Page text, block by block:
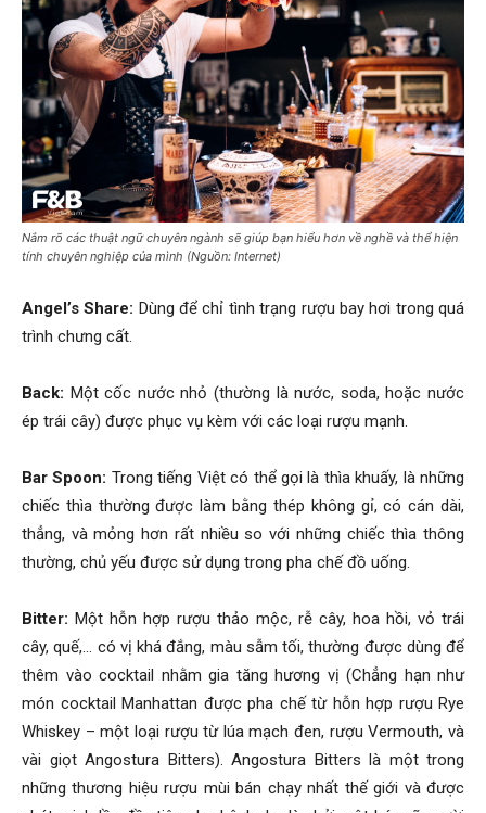
Nắm rõ các thuật ngữ chuyên ngành sẽ giúp bạn hiểu hơn về nghề và thể hiện
tính chuyên nghiệp của mình (Nguồn: Internet)
Angel’s Share: Dùng để chỉ tình trạng rượu bay hơi trong quá
trình chưng cất.
Back: Một cốc nước nhỏ (thường là nước, soda, hoặc nước
ép trái cây) được phục vụ kèm với các loại rượu mạnh.
Bar Spoon: Trong tiếng Việt có thể gọi là thìa khuấy, là những
chiếc thìa thường được làm bằng thép không gỉ, có cán dài,
thẳng, và mỏng hơn rất nhiều so với những chiếc thìa thông
thường, chủ yếu được sử dụng trong pha chế đồ uống.
Bitter: Một hỗn hợp rượu thảo mộc, rễ cây, hoa hồi, vỏ trái
cây, quế,… có vị khá đắng, màu sẫm tối, thường được dùng để
thêm vào cocktail nhằm gia tăng hương vị (Chẳng hạn như
món cocktail Manhattan được pha chế từ hỗn hợp rượu Rye
Whiskey – một loại rượu từ lúa mạch đen, rượu Vermouth, và
vài giọt Angostura Bitters). Angostura Bitters là một trong
những thương hiệu rượu mùi bán chạy nhất thế giới và được